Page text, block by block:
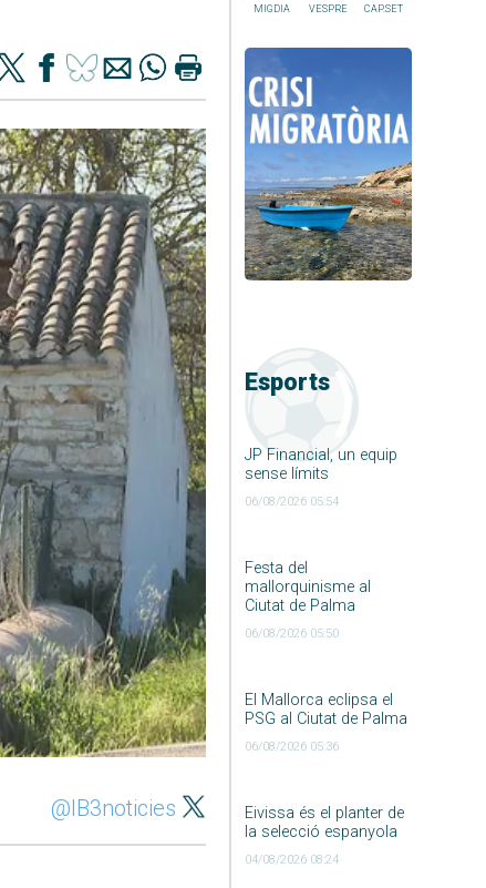
MIGDIA VESPRE CAP.SET
Esports
JP Financial, un equip
sense límits
06/08/2026 05:54
Festa del
mallorquinisme al
Ciutat de Palma
06/08/2026 05:50
El Mallorca eclipsa el
PSG al Ciutat de Palma
06/08/2026 05:36
Eivissa és el planter de
la selecció espanyola
04/08/2026 08:24
@IB3noticies